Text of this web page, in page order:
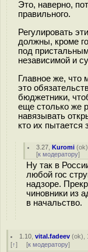
Это, наверно,
правильного.
Регулировать
должны, кроме
под
независимой и
Главное же, что
это
бюджетники,
еще столько же
навязывать
кто их пытается
3.27 ,Kuromi (ok
[к модератору]
Ну так в
любой гос
надзоре.
чиновники из
в начальство.
1.10 ,vital.fadeev (ok),
[↑] [к модератору]